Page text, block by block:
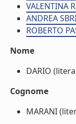
VALENTINA
ANDREA
ROBERTO
Nome
DARIO
Cognome
MARANI